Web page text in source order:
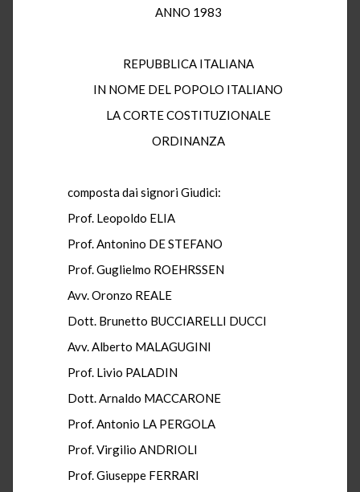
ANNO 1983
REPUBBLICA ITALIANA
IN NOME DEL POPOLO ITALIANO
LA CORTE COSTITUZIONALE
ORDINANZA
composta dai signori Giudici:
Prof. Leopoldo ELIA
Prof. Antonino DE STEFANO
Prof. Guglielmo ROEHRSSEN
Avv. Oronzo REALE
Dott. Brunetto BUCCIARELLI DUCCI
Avv. Alberto MALAGUGINI
Prof. Livio PALADIN
Dott. Arnaldo MACCARONE
Prof. Antonio LA PERGOLA
Prof. Virgilio ANDRIOLI
Prof. Giuseppe FERRARI